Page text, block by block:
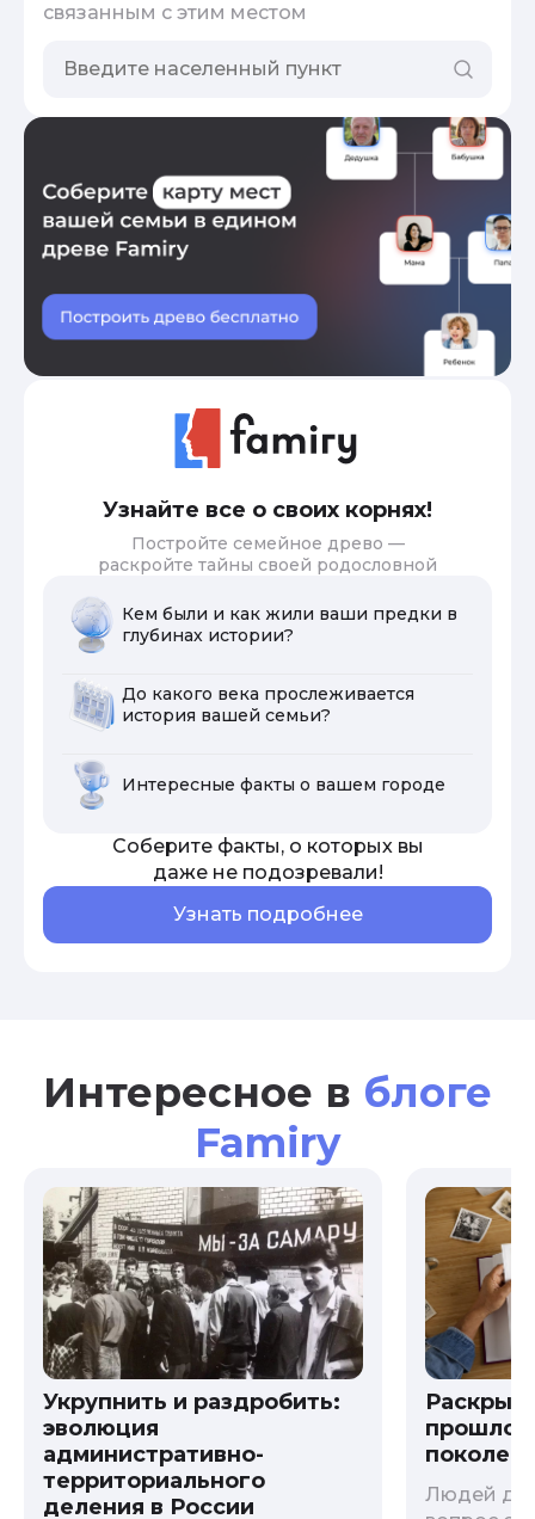
связанным с этим местом
Узнайте все о своих корнях!
Постройте семейное древо —
раскройте тайны своей родословной
Кем были и как жили ваши предки в
глубинах истории?
До какого века прослеживается
история вашей семьи?
Интересные факты о вашем городе
Соберите факты, о которых вы
даже не подозревали!
Узнать подробнее
Интересное в блоге
Famiry
Укрупнить и раздробить:
эволюция
административно-
территориального
деления в России
Людей